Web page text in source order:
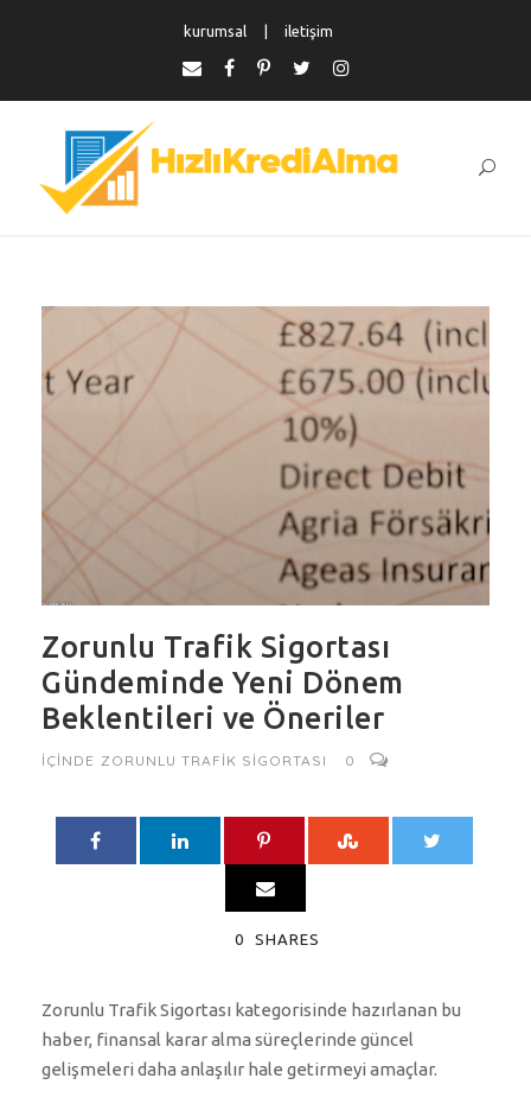
kurumsal iletişim
Zorunlu Trafik Sigortası
Gündeminde Yeni Dönem
Beklentileri ve Öneriler
IÇINDE ZORUNLU TRAFIK SIGORTASI 0
0 SHARES
Zorunlu Trafik Sigortası kategorisinde hazırlanan bu
haber, finansal karar alma süreçlerinde güncel
gelişmeleri daha anlaşılır hale getirmeyi amaçlar.